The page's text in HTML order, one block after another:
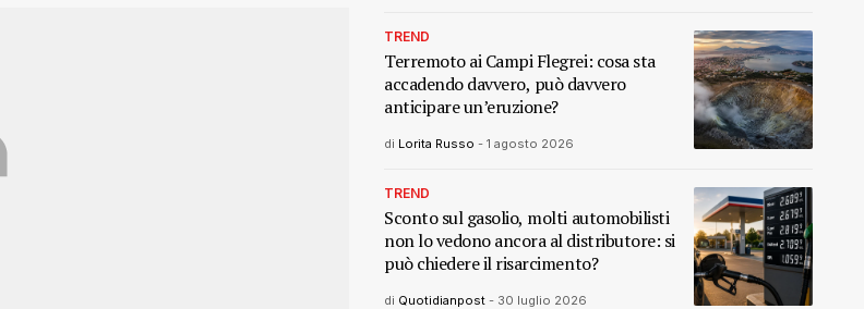
TREND
Terremoto ai Campi Flegrei: cosa sta
accadendo davvero, può davvero
anticipare un’eruzione?
di Lorita Russo - 1 agosto 2026
TREND
Sconto sul gasolio, molti automobilisti
non lo vedono ancora al distributore: si
può chiedere il risarcimento?
di Quotidianpost - 30 luglio 2026